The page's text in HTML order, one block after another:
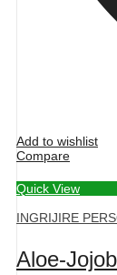
Add to wishlist
Compare
Quick View
INGRIJIRE
Aloe-